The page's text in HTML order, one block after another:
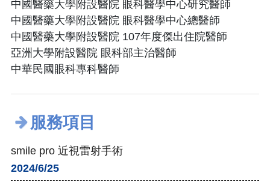
中國醫藥大學附設醫院 眼科醫學中心研究醫師
中國醫藥大學附設醫院 眼科醫學中心總醫師
中國醫藥大學附設醫院 107年度傑出住院醫師
亞洲大學附設醫院 眼科部主治醫師
中華民國眼科專科醫師
服務項目
smile pro 近視雷射手術
2024/6/25